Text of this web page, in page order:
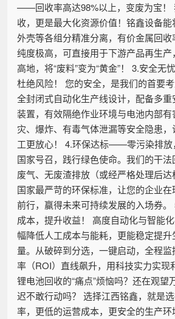
——回收率高达98%以上，变废为宝！
收，更是最大化资源价值！铭鑫设备
外壳等各组分精准分离，有价金属回收
纯度极高，可直接用于下游产品再生
高地，将“废料”变为“黄金”！ 3.安全无
杜绝风险！ 您的安全，是我们的首要
全封闭式自动化生产线设计，配备多
装置，有效隔绝作业环境与电池内部
灾、爆炸、有毒气体泄漏等安全隐患
工更放心！ 4.环保达标——零污染排放
国家号召，践行绿色使命。我们的干
废气、无废渣排放（或经严格处理后
国家最严苛的环保标准，让您的企业
前行，赢得未来可持续发展的入场券
成本，提升收益！ 高度自动化与智能
幅降低人工成本与能耗，更能稳定提
量。从破碎到分选，一键启动，全程
率（ROI）直线飙升，用科技实力实现
锂电池回收的“痛点”烦恼吗？还在观望
迟不敢行动吗？ 选择江西铭鑫，就是
率，更低的运营成本，更安全的生产